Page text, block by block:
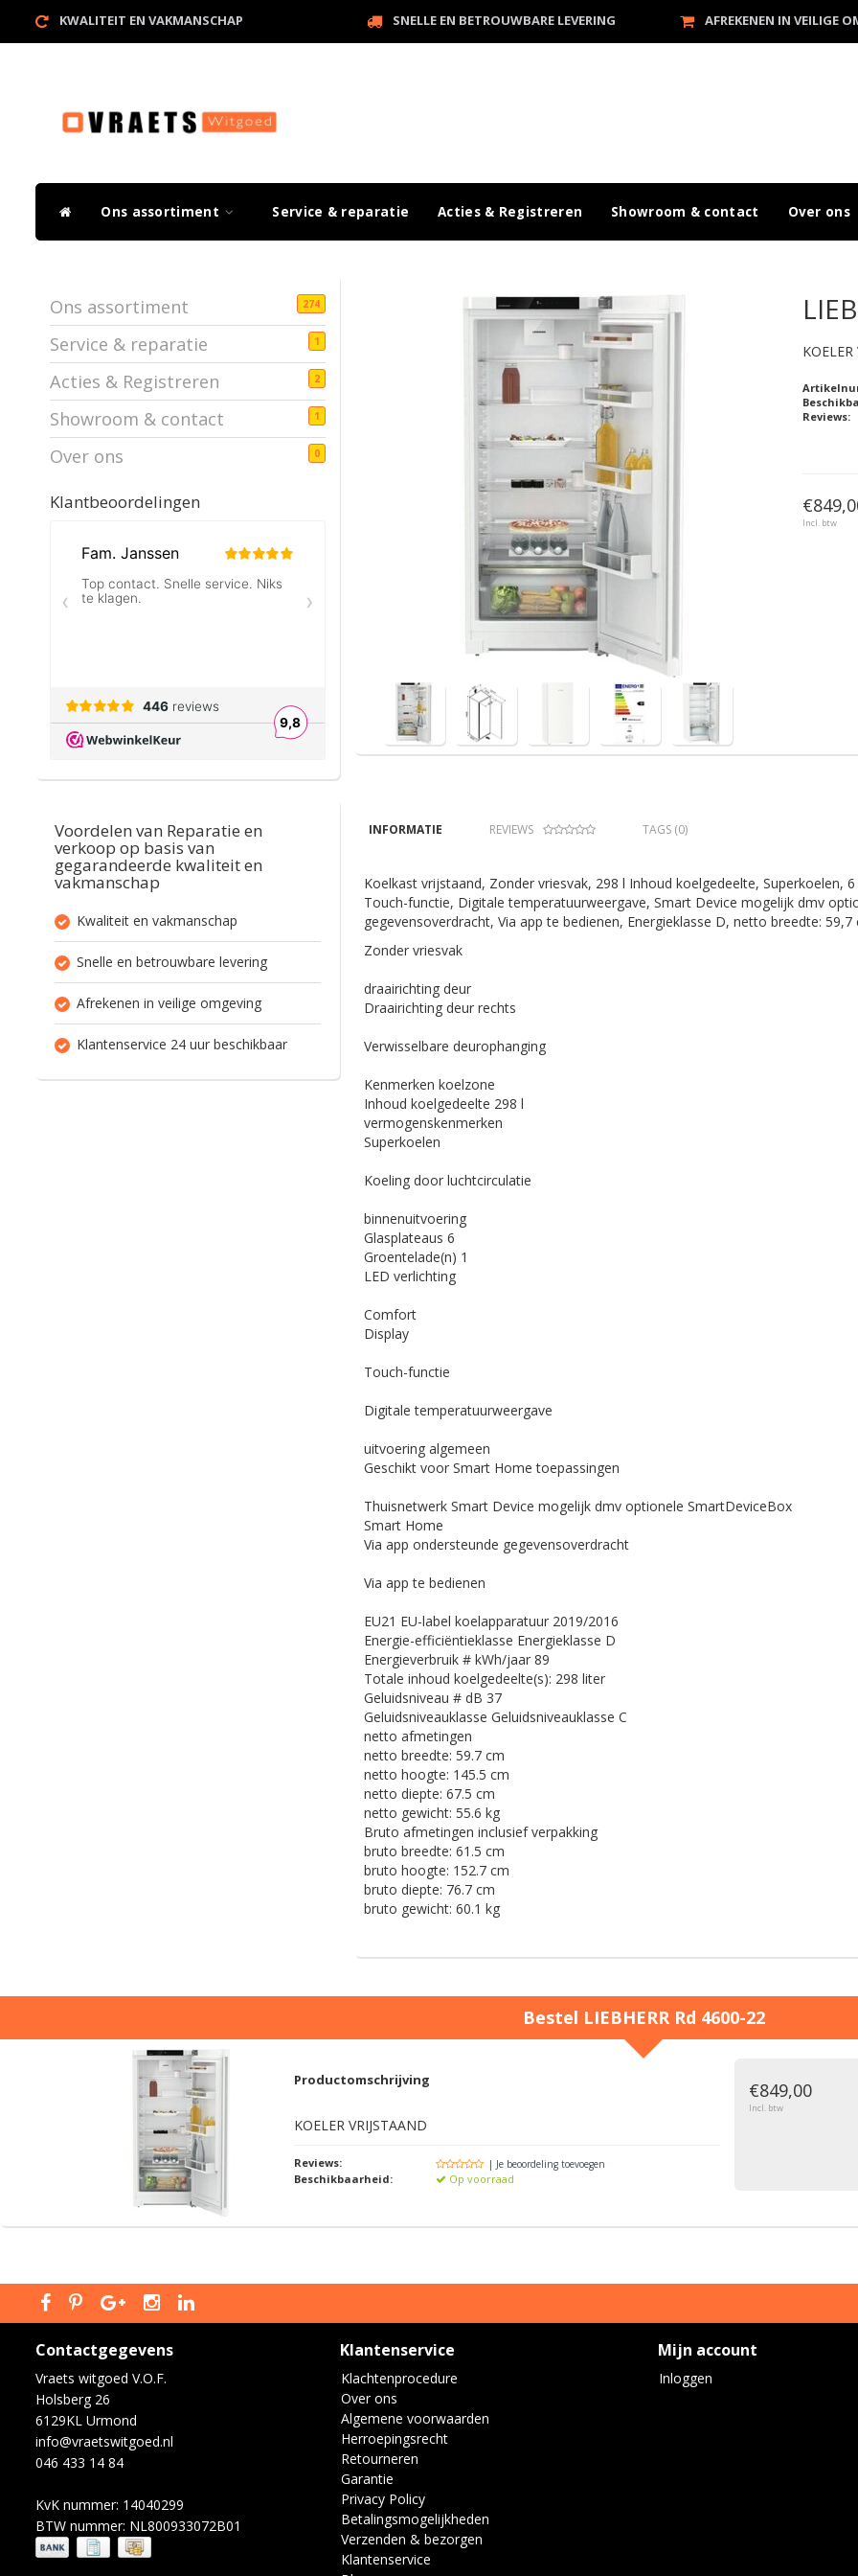
KWALITEIT EN VAKMANSCHAP SNELLE EN BETROUWBARE LEVERING AFREKENEN IN VEILIGE
Ons assortiment Service & reparatie Acties & Registreren Showroom & contact Over ons
Ons assortiment 274
Service & reparatie 1
Acties & Registreren 2
Showroom & contact 1
Over ons 0
Klantbeoordelingen
Voordelen van Reparatie en
verkoop op basis van
gegarandeerde kwaliteit en
vakmanschap
Kwaliteit en vakmanschap
Snelle en betrouwbare levering
Afrekenen in veilige omgeving
Klantenservice 24 uur beschikbaar
Reviews:
Incl. btw
INFORMATIE REVIEWS TAGS (0)
Koelkast vrijstaand, Zonder vriesvak, 298 l Inhoud koelgedeelte, Superkoelen,
Touch-functie, Digitale temperatuurweergave, Smart Device mogelijk dmv
gegevensoverdracht, Via app te bedienen, Energieklasse D, netto breedte:
Zonder vriesvak
draairichting deur
Draairichting deur rechts
Verwisselbare deurophanging
Kenmerken koelzone
Inhoud koelgedeelte 298 l
vermogenskenmerken
Superkoelen
Koeling door luchtcirculatie
binnenuitvoering
Glasplateaus 6
Groentelade(n) 1
LED verlichting
Comfort
Display
Touch-functie
Digitale temperatuurweergave
uitvoering algemeen
Geschikt voor Smart Home toepassingen
Thuisnetwerk Smart Device mogelijk dmv optionele SmartDeviceBox
Smart Home
Via app ondersteunde gegevensoverdracht
Via app te bedienen
EU21 EU-label koelapparatuur 2019/2016
Energie-efficiëntieklasse Energieklasse D
Energieverbruik # kWh/jaar 89
Totale inhoud koelgedeelte(s): 298 liter
Geluidsniveau # dB 37
Geluidsniveauklasse Geluidsniveauklasse C
netto afmetingen
netto breedte: 59.7 cm
netto hoogte: 145.5 cm
netto diepte: 67.5 cm
netto gewicht: 55.6 kg
Bruto afmetingen inclusief verpakking
bruto breedte: 61.5 cm
bruto hoogte: 152.7 cm
bruto diepte: 76.7 cm
bruto gewicht: 60.1 kg
Bestel LIEBHERR Rd 4600-22
Productomschrijving
KOELER VRIJSTAAND
Reviews: | Je beoordeling toevoegen
Beschikbaarheid: Op voorraad
€849,00
Incl. btw
Contactgegevens
Vraets witgoed V.O.F.
Holsberg 26
6129KL Urmond
info@vraetswitgoed.nl
046 433 14 84
KvK nummer: 14040299
BTW nummer: NL800933072B01
Klantenservice
Klachtenprocedure
Over ons
Algemene voorwaarden
Herroepingsrecht
Retourneren
Garantie
Privacy Policy
Betalingsmogelijkheden
Verzenden & bezorgen
Klantenservice
Mijn account
Inloggen